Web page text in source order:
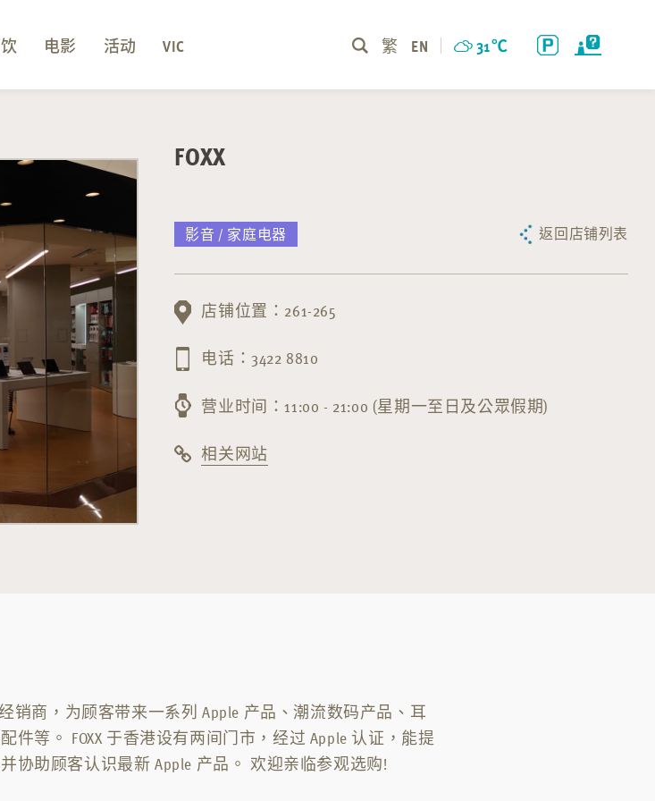
31℃
繁 EN
电影 活动 VIC
FOXX
影音 / 家庭电器 返回店铺列表
店铺位置：261-265
电话：3422 8810
营业时间：11:00 - 21:00 (星期一至日及公眾假期)
相关网站
经销商，为顾客带来一系列 Apple 产品、潮流数码产品、耳
件等。 FOXX 于香港设有两间门市，经过 Apple 认证，能提
协助顾客认识最新 Apple 产品。 欢迎亲临参观选购!